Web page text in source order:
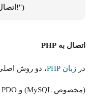
    print("اتصال با موفقیت برقرار شد!")
اتصال به PHP
در زبان PHP